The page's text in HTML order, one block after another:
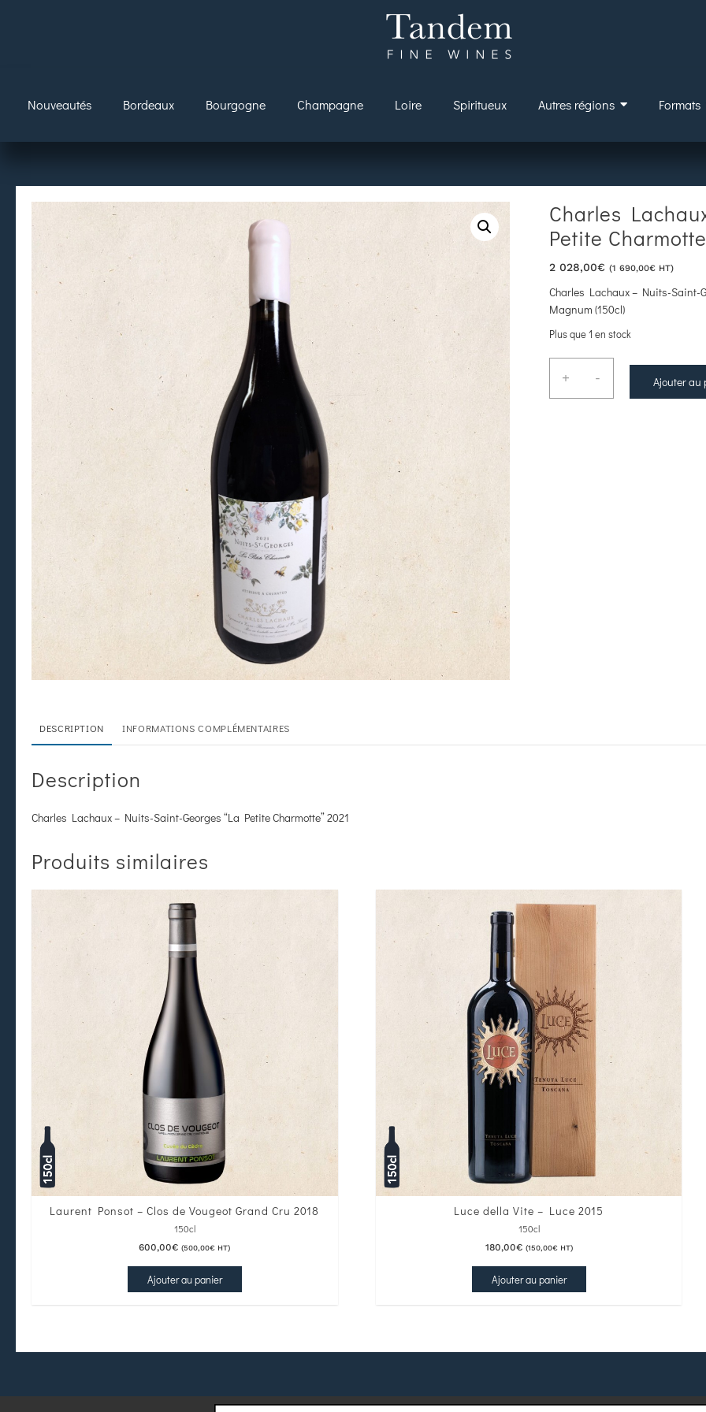
Nouveautés Bordeaux Bourgogne Champagne Loire Spiritueux Autres régions Formats
Charles
Petite
2 028,00€ (1 690,00€ HT)
Charles Lachaux – Nuits-Saint-
Magnum (150cl)
Plus que 1 en stock
+ - Ajouter au
DESCRIPTION INFORMATIONS COMPLÉMENTAIRES
Description
Charles Lachaux – Nuits-Saint-Georges “La Petite Charmotte” 2021
Produits similaires
Laurent Ponsot – Clos de Vougeot Grand Cru 2018
150cl
600,00€ (500,00€ HT)
Ajouter au panier
Luce della Vite – Luce 2015
150cl
180,00€ (150,00€HT)
Ajouter au panier